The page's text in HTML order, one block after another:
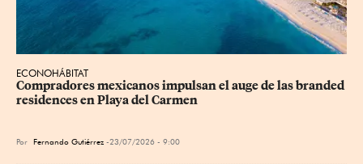
ECONOHÁBITAT
Compradores mexicanos impulsan el auge de las branded
residences en Playa del Carmen
Por Fernando Gutiérrez 23/07/2026 - 9:00